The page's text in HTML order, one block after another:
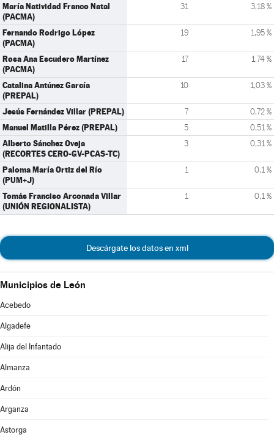
María Natividad Franco Natal
(PACMA)
31 3,18 %
Fernando Rodrigo López
(PACMA)
19 1,95 %
Rosa Ana Escudero Martínez
(PACMA)
17 1,74 %
Catalina Antúnez García
(PREPAL)
10 1,03 %
Jesús Fernández Villar (PREPAL) 7 0,72 %
Manuel Matilla Pérez (PREPAL) 5 0,51 %
Alberto Sánchez Oveja
(RECORTES CERO-GV-PCAS-TC)
3 0,31 %
Paloma María Ortiz del Río
(PUM+J)
1 0,1 %
Tomás Franciso Arconada Villar
(UNIÓN REGIONALISTA)
1 0,1 %
Descárgate los datos en xml
Municipios de León
Acebedo
Algadefe
Alija del Infantado
Almanza
Ardón
Arganza
Astorga